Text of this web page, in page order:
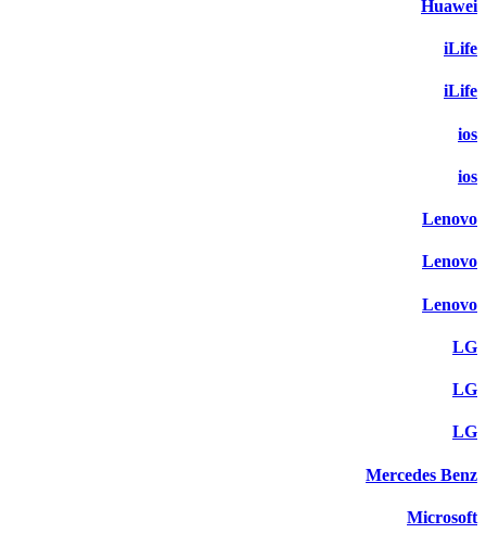
Huawei
iLife
iLife
ios
ios
Lenovo
Lenovo
Lenovo
LG
LG
LG
Mercedes Benz
Microsoft